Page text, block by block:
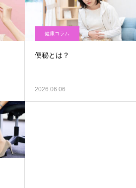
健康コラム
便秘とは？
2026.06.06